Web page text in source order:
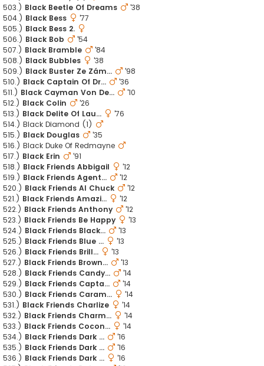
503.) Black Beetle Of Dreams
'38
504.) Black Bess
'77
505.) Black Bess 2.
506.) Black Bob
'54
507.) Black Bramble
'84
508.) Black Bubbles
'38
509.) Black Buster Ze Zám...
'98
510.) Black Captain Of Dr...
'36
511.) Black Cayman Von De...
'10
512.) Black Colin
'26
513.) Black Delite Of Lau...
'76
514.) Black Diamond (1)
515.) Black Douglas
'35
516.) Black Duke Of Redmayne
517.) Black Erin
'91
518.) Black Friends Abbigail
'12
519.) Black Friends Agent...
'12
520.) Black Friends Al Chuck
'12
521.) Black Friends Amazi...
'12
522.) Black Friends Anthony
'12
523.) Black Friends Be Happy
'13
524.) Black Friends Black...
'13
525.) Black Friends Blue ...
'13
526.) Black Friends Brill...
'13
527.) Black Friends Brown...
'13
528.) Black Friends Candy...
'14
529.) Black Friends Capta...
'14
530.) Black Friends Caram...
'14
531.) Black Friends Charlize
'14
532.) Black Friends Charm...
'14
533.) Black Friends Cocon...
'14
534.) Black Friends Dark ...
'16
535.) Black Friends Dark ...
'16
536.) Black Friends Dark ...
'16